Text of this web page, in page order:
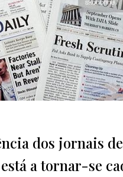
dos jornais
a tornar-se